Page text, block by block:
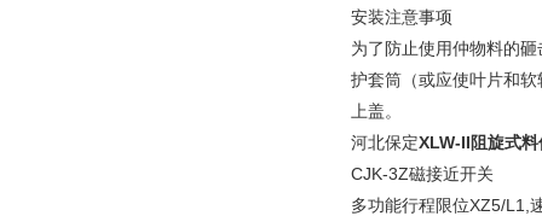
安装注意事项
为了防止使用仲物料的
护套筒（或应使叶片和
上盖。
河北保定XLW-II阻旋式
CJK-3Z磁接近开关
多功能行程限位XZ5/L1,